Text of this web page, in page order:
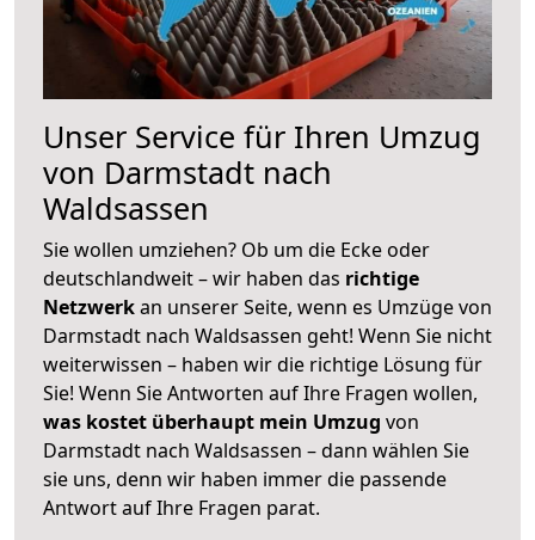
Unser Service für Ihren Umzug
von Darmstadt nach
Waldsassen
Sie wollen umziehen? Ob um die Ecke oder
deutschlandweit – wir haben das richtige
Netzwerkan unserer Seite, wenn es Umzüge von
Darmstadt nach Waldsassen geht! Wenn Sie nicht
weiterwissen – haben wir die richtige Lösung für
Sie! Wenn Sie Antworten auf Ihre Fragen wollen,
was kostet überhaupt mein Umzug von
Darmstadt nach Waldsassen – dann wählen Sie
sie uns, denn wir haben immer die passende
Antwort auf Ihre Fragen parat.